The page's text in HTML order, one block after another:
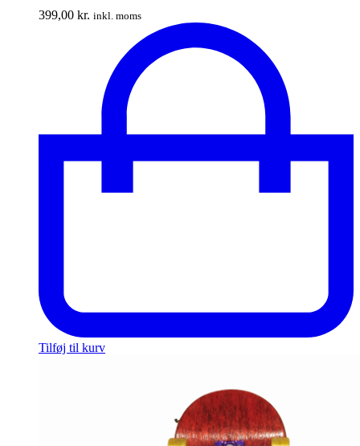
399,00 kr. inkl. moms
Tilføj til kurv